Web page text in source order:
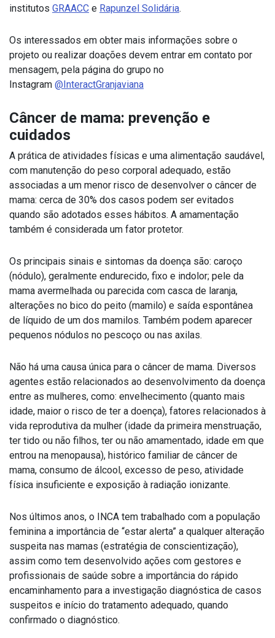
institutos GRAACC e Rapunzel Solidária.
Os interessados em obter mais informações sobre o
projeto ou realizar doações devem entrar em contato por
mensagem, pela página do grupo no
Instagram @InteractGranjaviana
Câncer de mama: prevenção e
cuidados
A prática de atividades físicas e uma alimentação saudável,
com manutenção do peso corporal adequado, estão
associadas a um menor risco de desenvolver o câncer de
mama: cerca de 30% dos casos podem ser evitados
quando são adotados esses hábitos. A amamentação
também é considerada um fator protetor.
Os principais sinais e sintomas da doença são: caroço
(nódulo), geralmente endurecido, fixo e indolor; pele da
mama avermelhada ou parecida com casca de laranja,
alterações no bico do peito (mamilo) e saída espontânea
de líquido de um dos mamilos. Também podem aparecer
pequenos nódulos no pescoço ou nas axilas.
Não há uma causa única para o câncer de mama. Diversos
agentes estão relacionados ao desenvolvimento da doença
entre as mulheres, como: envelhecimento (quanto mais
idade, maior o risco de ter a doença), fatores relacionados à
vida reprodutiva da mulher (idade da primeira menstruação,
ter tido ou não filhos, ter ou não amamentado, idade em que
entrou na menopausa), histórico familiar de câncer de
mama, consumo de álcool, excesso de peso, atividade
física insuficiente e exposição à radiação ionizante.
Nos últimos anos, o INCA tem trabalhado com a população
feminina a importância de “estar alerta” a qualquer alteração
suspeita nas mamas (estratégia de conscientização),
assim como tem desenvolvido ações com gestores e
profissionais de saúde sobre a importância do rápido
encaminhamento para a investigação diagnóstica de casos
suspeitos e início do tratamento adequado, quando
confirmado o diagnóstico.